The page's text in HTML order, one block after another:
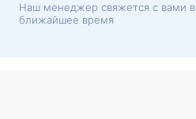
Наш менеджер свяжется с вами в
ближайшее время